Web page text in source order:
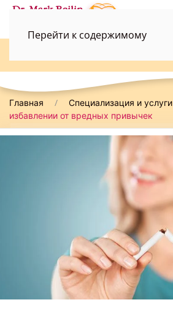
Перейти к содержимому
Главная Специализация и услуги
избавлении от вредных привычек